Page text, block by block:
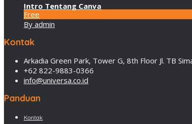
Intro Tentang Canva
Free
By admin
Kontak
Arkadia Green Park, Tower G, 8th Floor Jl. TB
+62 822-9883-0366
info@universa.co.id
Panduan
Kontak